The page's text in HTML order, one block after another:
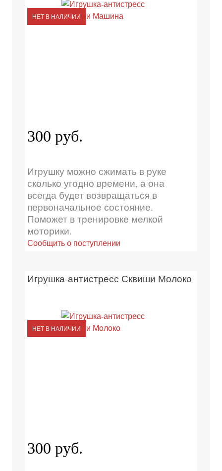
НЕТ В НАЛИЧИИ
300 руб.
Игрушку можно сжимать в руке
сколько угодно времени, а она
всегда будет возвращаться в
первоначальное состояние.
Поможет в тренировке мелкой
моторики.
Сообщить о поступлении
Игрушка-антистресс Сквиши Молоко
НЕТ В НАЛИЧИИ
300 руб.